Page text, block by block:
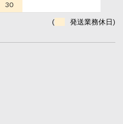
30
( 発送業務休日)